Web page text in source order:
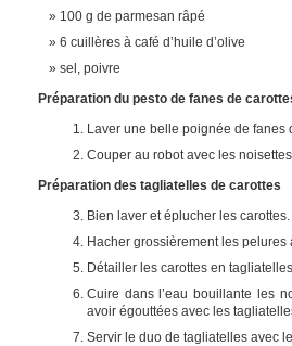
100 g de parmesan râpé
6 cuillères à café d’huile d’olive
sel, poivre
Préparation du pesto de fanes de
Laver une belle poignée de fanes
Couper au robot avec les
Préparation des tagliatelles de carottes
Bien laver et éplucher les carottes.
Hacher grossièrement les
Détailler les carottes en
Cuire dans l’eau bouillante les
avoir égouttées avec les
Servir le duo de tagliatelles avec